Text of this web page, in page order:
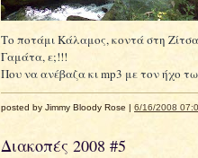
Το ποτάμι Κάλαμος, κοντά στη
Γαμάτα, ε;!!!
Που να ανέβαζα κι mp3 με τον ήχο
posted by Jimmy Bloody Rose | 6/16/2008
Διακοπές 2008 #5